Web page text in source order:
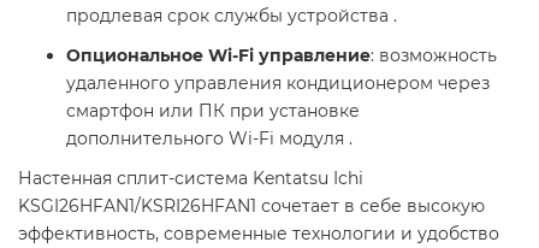
продлевая срок службы устройства .​
Опциональное Wi-Fi управление: возможность
удаленного управления кондиционером через
смартфон или ПК при установке
дополнительного Wi-Fi модуля .​
Настенная сплит-система Kentatsu Ichi
KSGI26HFAN1/KSRI26HFAN1 сочетает в себе высокую
эффективность, современные технологии и удобство